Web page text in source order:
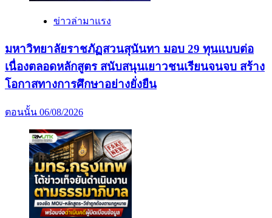
ข่าวล่ามาแรง
มหาวิทยาลัยราชภัฏสวนสุนันทา มอบ 29 ทุนแบบต่อ
เนื่องตลอดหลักสูตร สนับสนุนเยาวชนเรียนจนจบ สร้าง
โอกาสทางการศึกษาอย่างยั่งยืน
ตอนนั้น 06/08/2026